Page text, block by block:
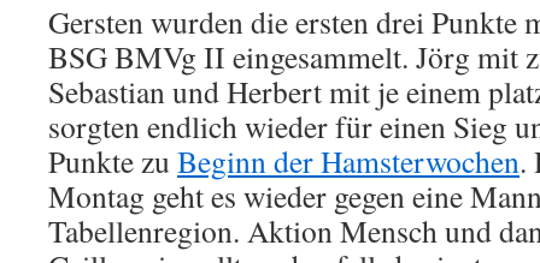
Gersten wurden die ersten drei Punkte
BSG BMVg II eingesammelt. Jörg mit
Sebastian und Herbert mit je einem
sorgten endlich wieder für einen Sieg
Punkte zu Beginn der Hamsterwochen.
Montag geht es wieder gegen eine
Tabellenregion. Aktion Mensch und